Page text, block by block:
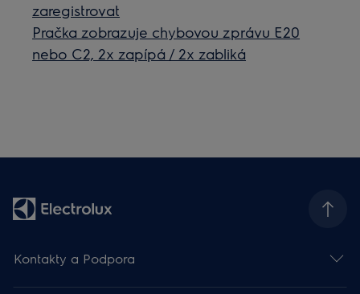
zaregistrovat
Pračka zobrazuje chybovou zprávu E20
nebo C2, 2x zapípá / 2x zabliká
Kontakty a Podpora